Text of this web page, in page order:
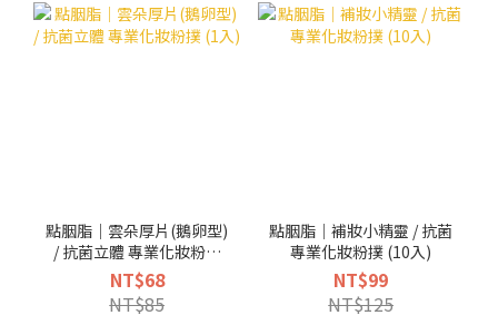
點胭脂｜雲朵厚片(鵝卵型)
/ 抗菌立體 專業化妝粉撲
(1入)
NT$68
NT$85
點胭脂｜補妝小精靈 / 抗菌
專業化妝粉撲 (10入)
NT$99
NT$125